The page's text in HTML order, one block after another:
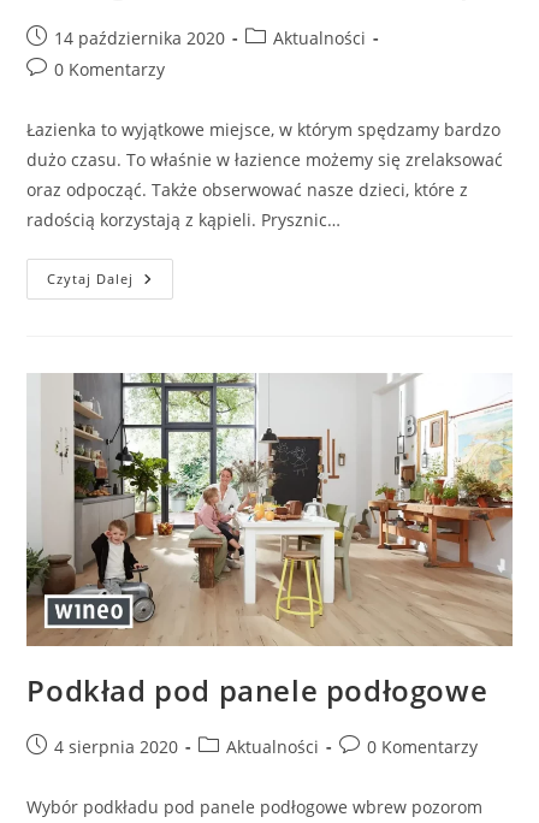
Post
published:
14 października 2020
PostAktualności
Post0 Komentarzy
Łazienka to wyjątkowe miejsce, w którym spędzamy bardzo
dużo czasu. To właśnie w łazience możemy się zrelaksować
oraz odpocząć. Także obserwować nasze dzieci, które z
radością korzystają z kąpieli. Prysznic…
Czytaj Dalej Podłoga
Do
Podkład pod panele podłogowe
Post4 sierpnia 2020
PostAktualności
Post0 Komentarzy
Wybór podkładu pod panele podłogowe wbrew pozorom